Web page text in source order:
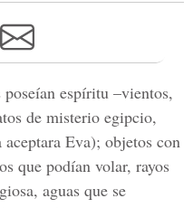
poseían espíritu –vientos,
de misterio egipcio,
Eva); objetos con
que podían volar, rayos
aguas que se